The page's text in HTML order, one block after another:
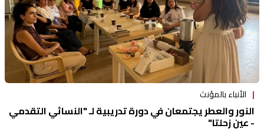
الأنباء بالمؤنث
النور والعطر يجتمعان في دورة تدريبية لـ "النسائي التقدمي
- عين زحلتا"